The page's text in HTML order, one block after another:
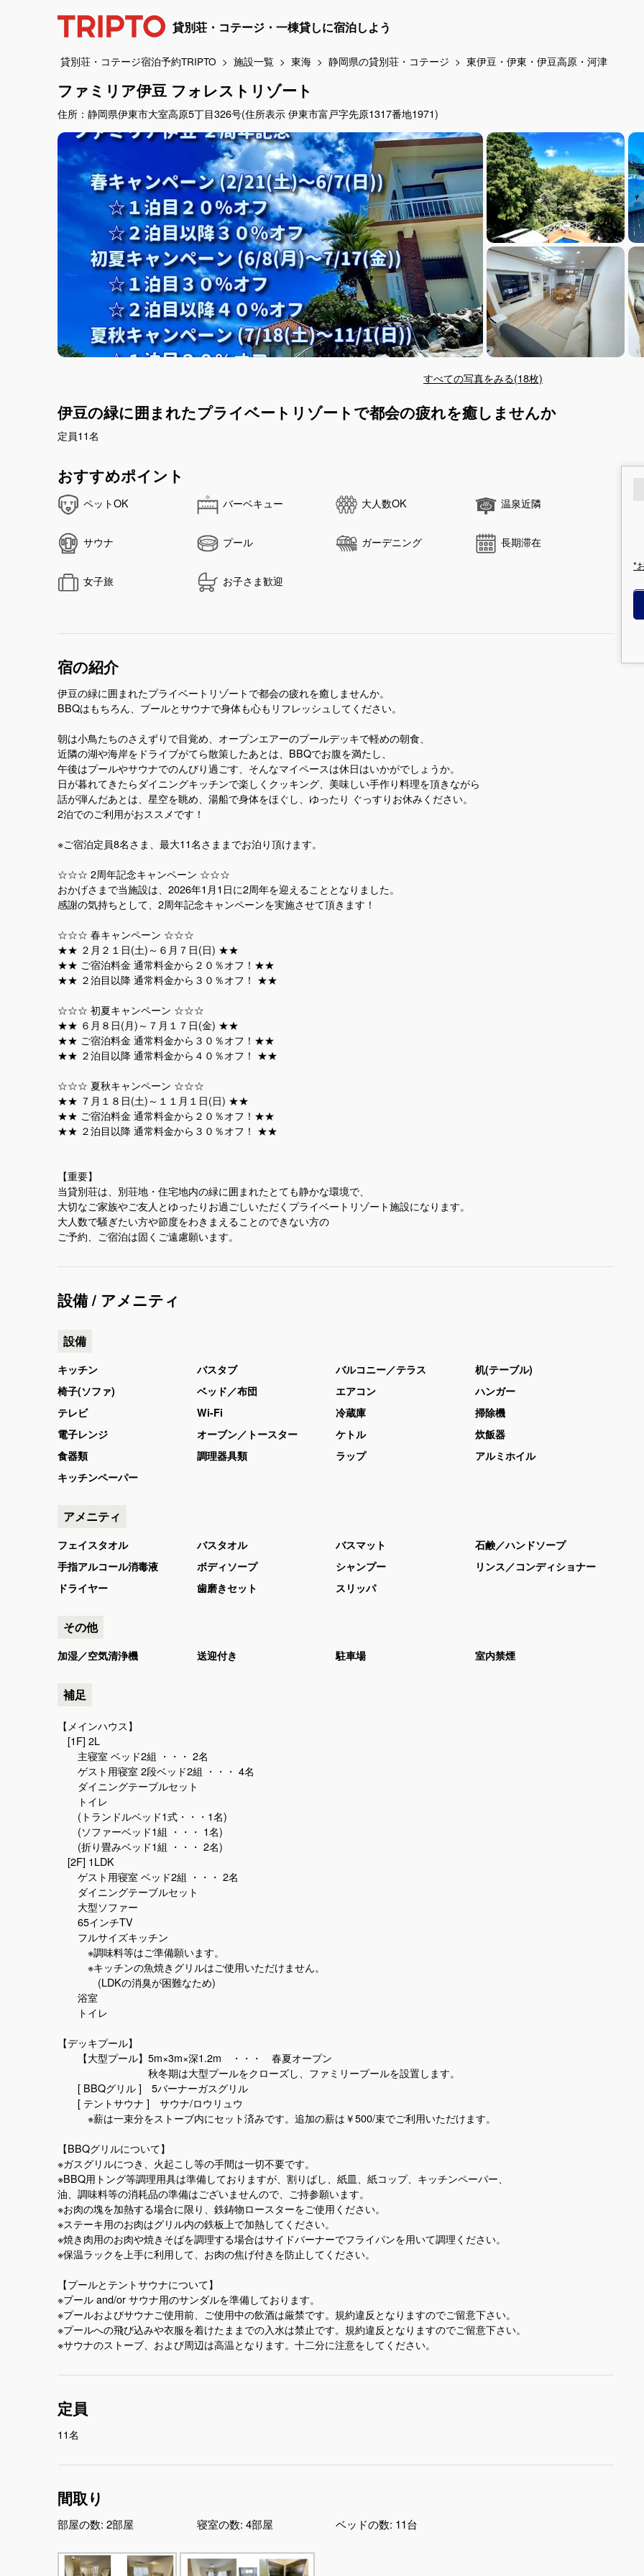
貸別荘・コテージ・一棟貸しに宿泊しよう
貸別荘・コテージ宿泊予約TRIPTO 施設一覧 東海 静岡県の貸別荘・コテージ 東伊豆・伊東・伊豆高原・河津
ファミリア伊豆 フォレストリゾート
住所：静岡県伊東市大室高原5丁目326号(住所表示 伊東市富戸字先原1317番地1971)
すべての写真をみる(18枚)
伊豆の緑に囲まれたプライベートリゾートで都会の疲れを癒しませんか
定員11名
おすすめポイント
ペットOK バーベキュー 大人数OK 温泉近隣
サウナ プール ガーデニング 長期滞在
女子旅 お子さま歓迎
宿の紹介
伊豆の緑に囲まれたプライベートリゾートで都会の疲れを癒しませんか。
BBQはもちろん、プールとサウナで身体も心もリフレッシュしてください。
朝は小鳥たちのさえずりで目覚め、オープンエアーのプールデッキで軽めの朝食、
近隣の湖や海岸をドライブがてら散策したあとは、BBQでお腹を満たし、
午後はプールやサウナでのんびり過ごす、そんなマイペースは休日はいかがでしょうか。
日が暮れてきたらダイニングキッチンで楽しくクッキング、美味しい手作り料理を頂きながら
話が弾んだあとは、星空を眺め、湯船で身体をほぐし、ゆったり ぐっすりお休みください。
2泊でのご利用がおススメです！
※ご宿泊定員8名さま、最大11名さままでお泊り頂けます。
☆☆☆ 2周年記念キャンペーン ☆☆☆
おかげさまで当施設は、2026年1月1日に2周年を迎えることとなりました。
感謝の気持ちとして、2周年記念キャンペーンを実施させて頂きます！
☆☆☆ 春キャンペーン ☆☆☆
★★ ２月２１日(土)～６月７日(日) ★★
★★ ご宿泊料金 通常料金から２０％オフ！★★
★★ ２泊目以降 通常料金から３０％オフ！ ★★
☆☆☆ 初夏キャンペーン ☆☆☆
★★ ６月８日(月)～７月１７日(金) ★★
★★ ご宿泊料金 通常料金から３０％オフ！★★
★★ ２泊目以降 通常料金から４０％オフ！ ★★
☆☆☆ 夏秋キャンペーン ☆☆☆
★★ ７月１８日(土)～１１月１日(日) ★★
★★ ご宿泊料金 通常料金から２０％オフ！★★
★★ ２泊目以降 通常料金から３０％オフ！ ★★
【重要】
当貸別荘は、別荘地・住宅地内の緑に囲まれたとても静かな環境で、
大切なご家族やご友人とゆったりお過ごしいただくプライベートリゾート施設になります。
大人数で騒ぎたい方や節度をわきまえることのできない方の
ご予約、ご宿泊は固くご遠慮願います。
設備 / アメニティ
設備
キッチン バスタブ バルコニー／テラス
机(テーブル)
椅子(ソファ)
ベッド／布団 エアコン
ハンガー
テレビ
Wi-Fi 冷蔵庫
掃除機
電子レンジ
オーブン／トースター ケトル
炊飯器
食器類
調理器具類 ラップ
アルミホイル
キッチンペーパー
アメニティ
フェイスタオル バスタオル バスマット
石鹸／ハンドソープ
手指アルコール消毒液
ボディソープ シャンプー
リンス／コンディショナー
ドライヤー
歯磨きセット スリッパ
その他
加湿／空気清浄機 送迎付き 駐車場 室内禁煙
補足
【メインハウス】
[1F] 2L
主寝室 ベッド2組 ・・・ 2名
ゲスト用寝室 2段ベッド2組 ・・・ 4名
ダイニングテーブルセット
トイレ
(トランドルベッド1式・・・1名)
(ソファーベッド1組 ・・・ 1名)
(折り畳みベッド1組 ・・・ 2名)
[2F] 1LDK
ゲスト用寝室 ベッド2組 ・・・ 2名
ダイニングテーブルセット
大型ソファー
65インチTV
フルサイズキッチン
※調味料等はご準備願います。
※キッチンの魚焼きグリルはご使用いただけません。
(LDKの消臭が困難なため)
浴室
トイレ
【デッキプール】
【大型プール】5m×3m×深1.2m ・・・ 春夏オープン
秋冬期は大型プールをクローズし、ファミリープールを設置します。
[ BBQグリル ] 5バーナーガスグリル
[ テントサウナ ] サウナ/ロウリュウ
※薪は一束分をストーブ内にセット済みです。追加の薪は￥500/束でご利用いただけます。
【BBQグリルについて】
※ガスグリルにつき、火起こし等の手間は一切不要です。
※BBQ用トング等調理用具は準備しておりますが、割りばし、紙皿、紙コップ、キッチンペーパー、
油、調味料等の消耗品の準備はございませんので、ご持参願います。
※お肉の塊を加熱する場合に限り、鉄鋳物ロースターをご使用ください。
※ステーキ用のお肉はグリル内の鉄板上で加熱してください。
※焼き肉用のお肉や焼きそばを調理する場合はサイドバーナーでフライパンを用いて調理ください。
※保温ラックを上手に利用して、お肉の焦げ付きを防止してください。
【プールとテントサウナについて】
※プール and/or サウナ用のサンダルを準備しております。
※プールおよびサウナご使用前、ご使用中の飲酒は厳禁です。規約違反となりますのでご留意下さい。
※プールへの飛び込みや衣服を着けたままでの入水は禁止です。規約違反となりますのでご留意下さい。
※サウナのストーブ、および周辺は高温となります。十二分に注意をしてください。
定員
11名
間取り
部屋の数: 2部屋 寝室の数: 4部屋 ベッドの数: 11台
*